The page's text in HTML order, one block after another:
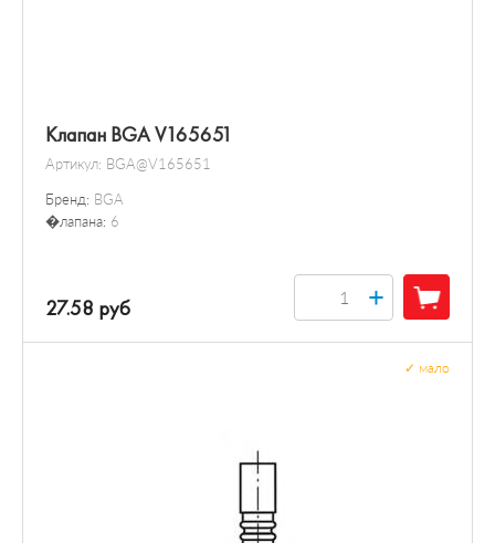
Клапан BGA V165651
Артикул: BGA@V165651
Бренд: BGA
�лапана: 6
27.58 руб +
мало